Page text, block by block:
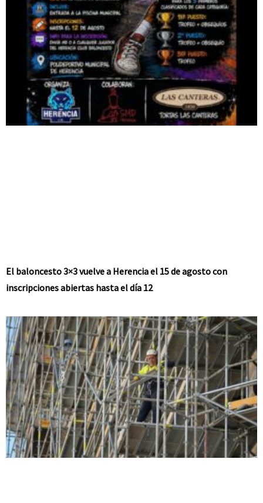
El baloncesto 3×3 vuelve a Herencia el 15 de agosto con
inscripciones abiertas hasta el día 12